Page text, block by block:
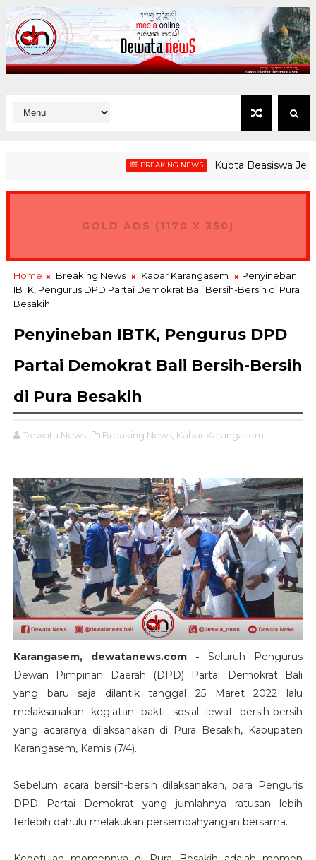
BREAKING NEWS Kuota Beasiswa
GOLD ADS (1170 X 350)
Home Breaking News Kabar Karangasem
Penyineban
IBTK, Pengurus DPD Partai Demokrat Bali Bersih-Bersih di Pura
Besakih
Penyineban IBTK, Pengurus DPD
Partai Demokrat Bali Bersih-Bersih
di Pura Besakih
Dewata News Breaking News, Kabar Karangasem,
Karangasem, dewatanews.com - Seluruh Pengurus
Dewan Pimpinan Daerah (DPD) Partai Demokrat Bali
yang baru saja dilantik tanggal 25 Maret 2022 lalu
melaksanakan kegiatan bakti sosial lewat bersih-bersih
yang acaranya dilaksanakan di Pura Besakih, Kabupaten
Karangasem, Kamis (7/4).
Sebelum acara bersih-bersih dilaksanakan, para Penguris
DPD Partai Demokrat yang jumlahnya ratusan lebih
terlebih dahulu melakukan persembahyangan bersama.